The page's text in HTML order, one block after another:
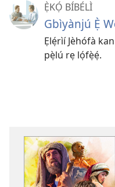
Ẹ̀KỌ́ BÍBÉLÌ
Gbìyànjú Ẹ̀
Ẹlẹ́rìí Jèhófà
pẹ̀lú rẹ lọ́fẹ̀ẹ́.